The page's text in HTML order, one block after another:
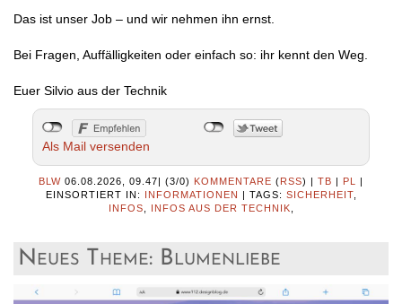
Das ist unser Job – und wir nehmen ihn ernst.
Bei Fragen, Auffälligkeiten oder einfach so: ihr kennt den Weg.
Euer Silvio aus der Technik
Als Mail versenden
BLW 06.08.2026, 09.47| (3/0) KOMMENTARE (RSS) | TB | PL
|
EINSORTIERT IN: INFORMATIONEN | TAGS: SICHERHEIT,
INFOS
INFOS AUS DER TECHNIK
Neues Theme: Blumenliebe